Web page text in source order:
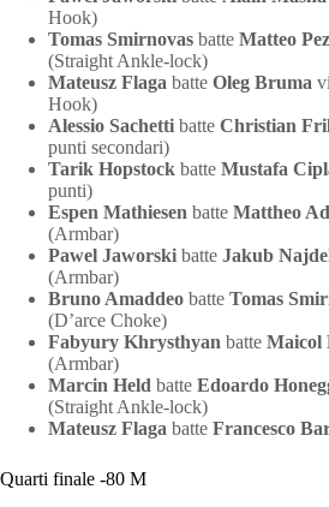
Hook)
Tomas Smirnovas batte Matteo
(Straight Ankle-lock)
Mateusz Flaga batte Oleg Bruma
Hook)
Alessio Sachetti batte Christian
punti secondari)
Tarik Hopstock batte Mustafa
punti)
Espen Mathiesen batte Mattheo
(Armbar)
Pawel Jaworski batte Jakub
(Armbar)
Bruno Amaddeo batte Tomas
(D’arce Choke)
Fabyury Khrysthyan batte Maicol
(Armbar)
Marcin Held batte Edoardo
(Straight Ankle-lock)
Mateusz Flaga batte Francesco
Quarti finale -80 M